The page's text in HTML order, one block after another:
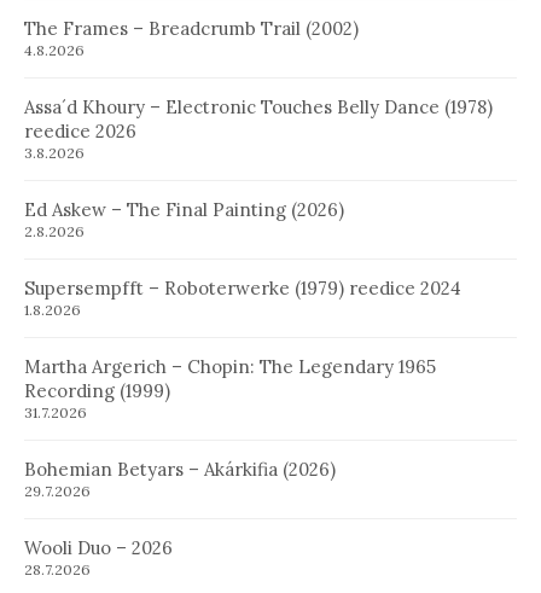
The Frames – Breadcrumb Trail (2002)
4.8.2026
Assa´d Khoury – Electronic Touches Belly Dance (1978)
reedice 2026
3.8.2026
Ed Askew – The Final Painting (2026)
2.8.2026
Supersempfft – Roboterwerke (1979) reedice 2024
1.8.2026
Martha Argerich – Chopin: The Legendary 1965
Recording (1999)
31.7.2026
Bohemian Betyars – Akárkifia (2026)
29.7.2026
Wooli Duo – 2026
28.7.2026